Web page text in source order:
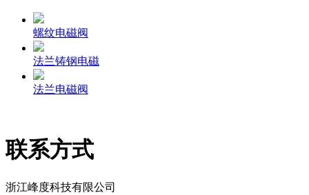
螺纹电磁阀
法兰铸钢电磁
法兰电磁阀
联系方式
浙江峰度科技有限公司